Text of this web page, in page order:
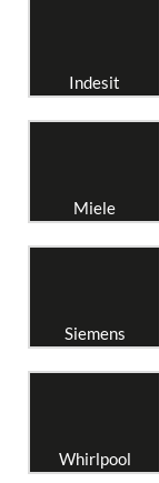
Indesit
Miele
Siemens
Whirlpool